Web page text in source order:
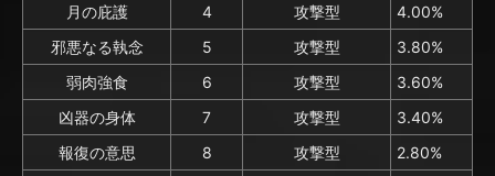
月の庇護
4 攻撃型
4.00%
邪悪なる執念
5 攻撃型
3.80%
弱肉強食
6 攻撃型
3.60%
凶器の身体
7 攻撃型
3.40%
報復の意思
8 攻撃型
2.80%